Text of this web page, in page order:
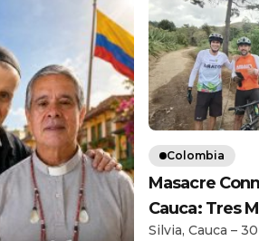
Colombia
Masacre
Cauca: Tres
Retirados
Silvia, Cauca –